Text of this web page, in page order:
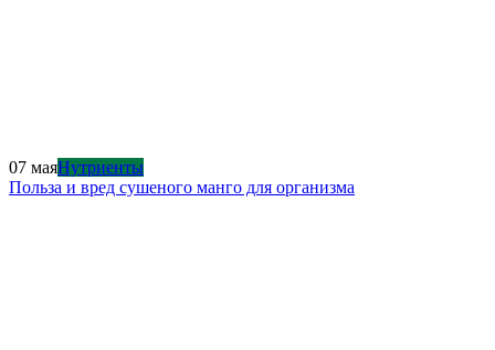
07 маяНутриенты
Польза и вред сушеного манго для организма